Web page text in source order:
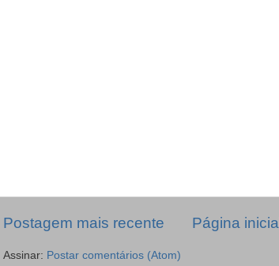
Postagem mais recente Página inicial
Assinar: Postar comentários (Atom)